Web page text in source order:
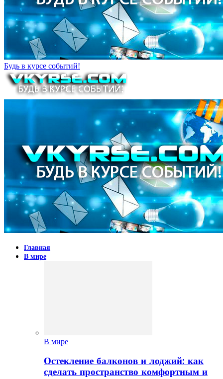
Будь в курсе событий!
Главная
В мире
В мире
Остекление балконов и лоджий: как
сделать пространство комфортным и